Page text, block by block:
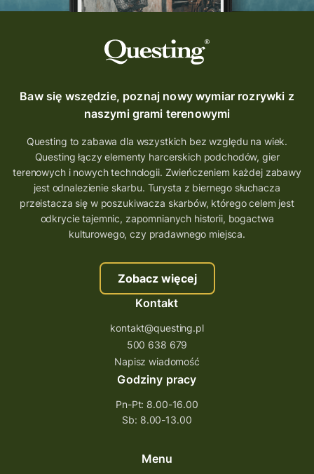
Baw się wszędzie, poznaj nowy wymiar rozrywki z
naszymi grami terenowymi
Questing to zabawa dla wszystkich bez względu na wiek.
Questing łączy elementy harcerskich podchodów, gier
terenowych i nowych technologii. Zwieńczeniem każdej zabawy
jest odnalezienie skarbu. Turysta z biernego słuchacza
przeistacza się w poszukiwacza skarbów, którego celem jest
odkrycie tajemnic, zapomnianych historii, bogactwa
kulturowego, czy pradawnego miejsca.
Zobacz więcej
Kontakt
kontakt@questing.pl
500 638 679
Napisz wiadomość
Godziny pracy
Pn-Pt: 8.00-16.00
Sb: 8.00-13.00
Menu